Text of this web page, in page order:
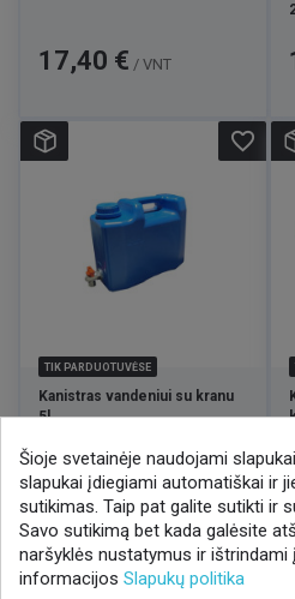
Kaina
17,40 € / VNT
TIK PARDUOTUVĖSE
Kanistras vandeniui su kranu
5l
Kaina
12,30 €/ VNT
favorite_border
Šioje svetainėje naudojami
slapukai įdiegiami automatiškai ir
sutikimas. Taip pat galite sutikti ir
Savo sutikimą bet kada galėsite
naršyklės nustatymus ir ištrindami
informacijos Slapukų politika